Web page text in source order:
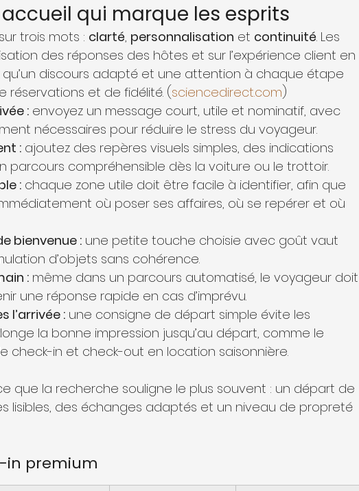
accueil qui marque les esprits
trois mots : clarté, personnalisation et continuité. Les
des réponses des hôtes et sur l’expérience client en
discours adapté et une attention à chaque étape
et de fidélité. (sciencedirect.com)
: envoyez un message court, utile et nominatif, avec
nécessaires pour réduire le stress du voyageur.
: ajoutez des repères visuels simples, des indications
parcours compréhensible dès la voiture ou le trottoir.
: chaque zone utile doit être facile à identifier, afin que
où poser ses affaires, où se repérer et où
bienvenue : une petite touche choisie avec goût vaut
d’objets sans cohérence.
: même dans un parcours automatisé, le voyageur doit
une réponse rapide en cas d’imprévu.
l’arrivée : une consigne de départ simple évite les
la bonne impression jusqu’au départ, comme le
check-in et check-out en location saisonnière.
que la recherche souligne le plus souvent : un départ de
lisibles, des échanges adaptés et un niveau de propreté
in premium